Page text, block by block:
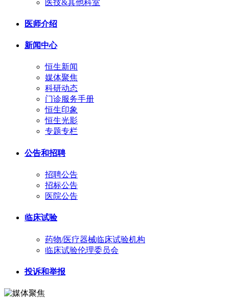
医技&其他科室
医师介绍
新闻中心
恒生新闻
媒体聚焦
科研动态
门诊服务手册
恒生印象
恒生光影
专题专栏
公告和招聘
招聘公告
招标公告
医院公告
临床试验
药物/医疗器械临床试验机构
临床试验伦理委员会
投诉和举报